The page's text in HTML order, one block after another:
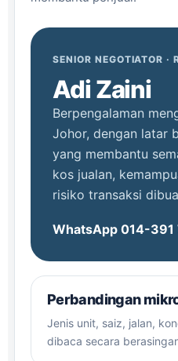
SENIOR NEGOTIATOR ·
Adi Zaini
Berpengalaman
Johor, dengan latar
yang membantu
kos jualan,
risiko transaksi
WhatsApp 014-391
Perbandingan
Jenis unit, saiz, jalan,
dibaca secara